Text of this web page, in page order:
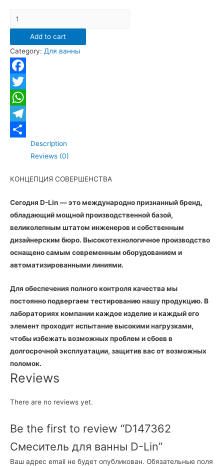
D147362
Смеситель
ванны
D-
Lin
quantity
Add to cart
Category: Для ванны
Facebook
Twitter
WhatsApp
Telegram
ОтправитьDescription
Reviews (0)
КОНЦЕПЦИЯ СОВЕРШЕНСТВА
Сегодня D-Lin — это международно признанный бренд,
обладающий мощной производственной базой,
великолепным штатом инженеров и собственным
дизайнерским бюро. Высокотехнологичное производство
оснащено самым современным оборудованием и
автоматизированными линиями.
Для обеспечения полного контроля качества мы
постоянно подвергаем тестированию нашу продукцию. В
лабораториях компании каждое изделие и каждый его
элемент проходит испытание высокими нагрузками,
чтобы избежать возможных проблем и сбоев в
долгосрочной эксплуатации, защитив вас от возможных
поломок.
Reviews
There are no reviews yet.
Be the first to review “D147362
Смеситель для ванны D-Lin”
Ваш адрес email не будет опубликован. Обязательные поля